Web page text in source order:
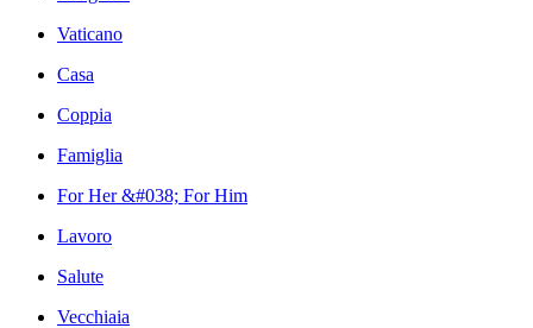
Vaticano
Casa
Coppia
Famiglia
For Her &#038; For Him
Lavoro
Salute
Vecchiaia